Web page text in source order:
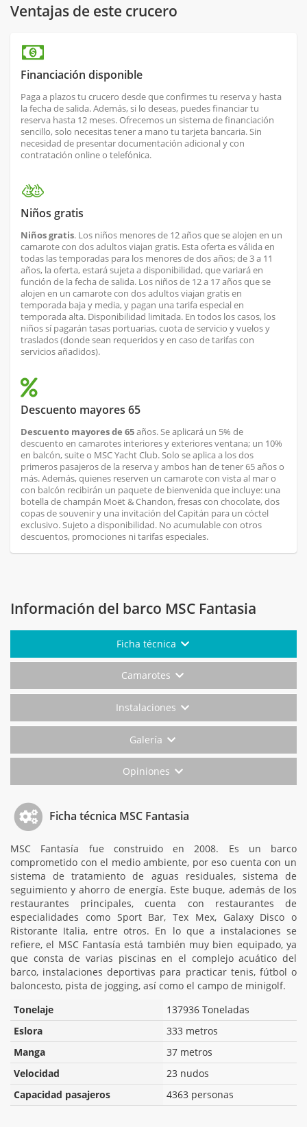
Ventajas de este crucero
Financiación disponible
Paga a plazos tu crucero desde que confirmes tu reserva y hasta
la fecha de salida. Además, si lo deseas, puedes financiar tu
reserva hasta 12 meses. Ofrecemos un sistema de financiación
sencillo, solo necesitas tener a mano tu tarjeta bancaria. Sin
necesidad de presentar documentación adicional y con
contratación online o telefónica.
Niños gratis
Niños gratis. Los niños menores de 12 años que se alojen en un
camarote con dos adultos viajan gratis. Esta oferta es válida en
todas las temporadas para los menores de dos años; de 3 a 11
años, la oferta, estará sujeta a disponibilidad, que variará en
función de la fecha de salida. Los niños de 12 a 17 años que se
alojen en un camarote con dos adultos viajan gratis en
temporada baja y media, y pagan una tarifa especial en
temporada alta. Disponibilidad limitada. En todos los casos, los
niños sí pagarán tasas portuarias, cuota de servicio y vuelos y
traslados (donde sean requeridos y en caso de tarifas con
servicios añadidos).
Descuento mayores 65
Descuento mayores de 65años. Se aplicará un 5% de
descuento en camarotes interiores y exteriores ventana; un 10%
en balcón, suite o MSC Yacht Club. Solo se aplica a los dos
primeros pasajeros de la reserva y ambos han de tener 65 años o
más. Además, quienes reserven un camarote con vista al mar o
con balcón recibirán un paquete de bienvenida que incluye: una
botella de champán Moët & Chandon, fresas con chocolate, dos
copas de souvenir y una invitación del Capitán para un cóctel
exclusivo. Sujeto a disponibilidad. No acumulable con otros
descuentos, promociones ni tarifas especiales.
Información del barco MSC Fantasia
Ficha técnica
Camarotes
Instalaciones
Galería
Opiniones
Ficha técnica MSC Fantasia
MSC Fantasía fue construido en 2008. Es un barco
comprometido con el medio ambiente, por eso cuenta con un
sistema de tratamiento de aguas residuales, sistema de
seguimiento y ahorro de energía. Este buque, además de los
restaurantes principales, cuenta con restaurantes de
especialidades como Sport Bar, Tex Mex, Galaxy Disco o
Ristorante Italia, entre otros. En lo que a instalaciones se
refiere, el MSC Fantasía está también muy bien equipado, ya
que consta de varias piscinas en el complejo acuático del
barco, instalaciones deportivas para practicar tenis, fútbol o
baloncesto, pista de jogging, así como el campo de minigolf.
Tonelaje
137936 Toneladas
Eslora
333 metros
Manga
37 metros
Velocidad
23 nudos
Capacidad pasajeros
4363 personas